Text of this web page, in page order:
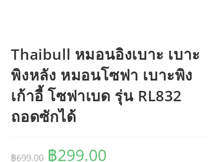
Thaibull หมอนอิงเบาะ เบาะ
พิงหลัง หมอนโซฟา เบาะพิง
เก้าอี้ โซฟาเบด รุ่น RL832
ถอดซักได้
฿699.00 Original
฿299.00